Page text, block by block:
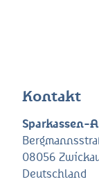
Kontakt
Sparkassen-
08056
Deutschland